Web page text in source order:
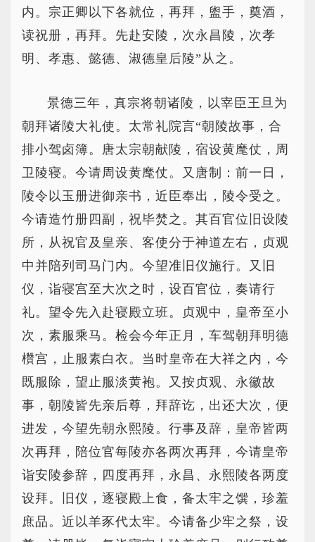
内。宗正卿以下各就位，再拜，盥手，奠酒，
读祝册，再拜。先赴安陵，次永昌陵，次孝
明、孝惠、懿德、淑德皇后陵”从之。
景德三年，真宗将朝诸陵，以宰臣王旦为
朝拜诸陵大礼使。太常礼院言“朝陵故事，合
排小驾卤簿。唐太宗朝献陵，宿设黄麾仗，周
卫陵寝。今请周设黄麾仗。又唐制：前一日，
陵令以玉册进御亲书，近臣奉出，陵令受之。
今请造竹册四副，祝毕焚之。其百官位旧设陵
所，从祝官及皇亲、客使分于神道左右，贞观
中并陪列司马门内。今望准旧仪施行。又旧
仪，诣寝宫至大次之时，设百官位，奏请行
礼。望令先入赴寝殿立班。贞观中，皇帝至小
次，素服乘马。检会今年正月，车驾朝拜明德
欑宫，止服素白衣。当时皇帝在大祥之内，今
既服除，望止服淡黄袍。又按贞观、永徽故
事，朝陵皆先亲后尊，拜辞讫，出还大次，便
进发，今望先朝永熙陵。行事及辞，皇帝皆两
次再拜，陪位官每陵亦各两次再拜，今请皇帝
诣安陵参辞，四度再拜，永昌、永熙陵各两度
设拜。旧仪，逐寝殿上食，备太牢之馔，珍羞
庶品。近以羊豕代太牢。今请备少牢之祭，设